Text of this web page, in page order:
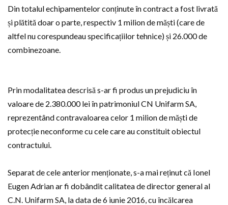
Din totalul echipamentelor conținute în contract a fost livrată
și plătită doar o parte, respectiv 1 milion de măști (care de
altfel nu corespundeau specificațiilor tehnice) și 26.000 de
combinezoane.
Prin modalitatea descrisă s-ar fi produs un prejudiciu în
valoare de 2.380.000 lei în patrimoniul CN Unifarm SA,
reprezentând contravaloarea celor 1 milion de măști de
protecție neconforme cu cele care au constituit obiectul
contractului.
Separat de cele anterior menționate, s-a mai reținut că Ionel
Eugen Adrian ar fi dobândit calitatea de director general al
C.N. Unifarm SA, la data de 6 iunie 2016, cu încălcarea